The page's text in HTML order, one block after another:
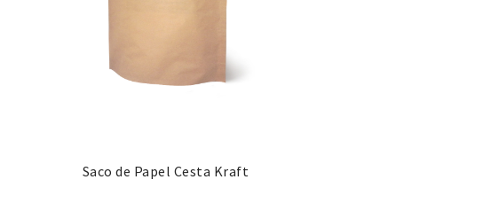
Saco de Papel Cesta Kraft